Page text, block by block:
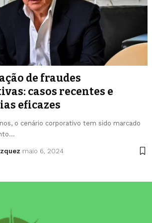
de fraudes
casos recentes e
eficazes
o cenário corporativo tem sido marcado
maio 6, 2024